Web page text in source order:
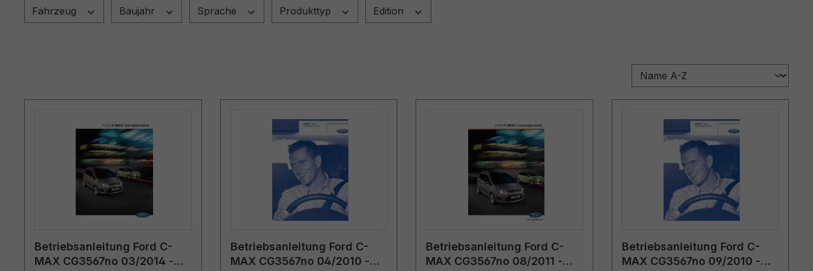
Fahrzeug Baujahr Sprache Produkttyp Edition
Betriebsanleitung Ford C-
MAX CG3567no 03/2014 -
Betriebsanleitung Ford C-
MAX CG3567no 04/2010 -
Betriebsanleitung Ford C-
MAX CG3567no 08/2011 -
Betriebsanleitung Ford C-
MAX CG3567no 09/2010 -